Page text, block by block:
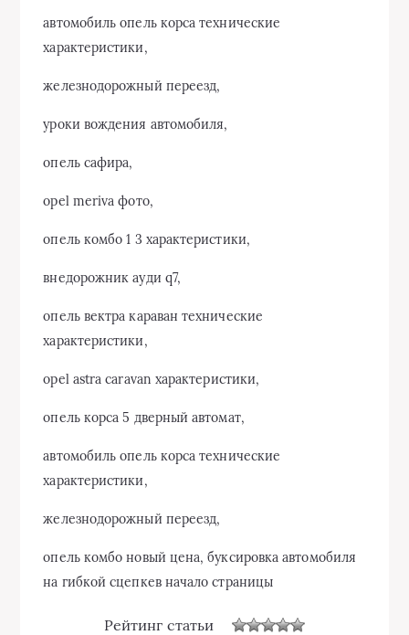
автомобиль опель корса технические
характеристики,
железнодорожный переезд,
уроки вождения автомобиля,
опель сафира,
opel meriva фото,
опель комбо 1 3 характеристики,
внедорожник ауди q7,
опель вектра караван технические
характеристики,
opel astra caravan характеристики,
опель корса 5 дверный автомат,
автомобиль опель корса технические
характеристики,
железнодорожный переезд,
опель комбо новый цена, буксировка автомобиля
на гибкой сцепкев начало страницы
Рейтинг статьи